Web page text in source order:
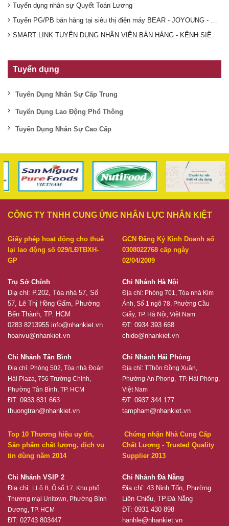
Tuyển dụng nhân sự Quyết Toán Lương
Tuyển PG/PB bán hàng tại siêu thị điện máy BEAR - JOYOUNG -
SMART LINK TUYỂN DỤNG NHÂN VIÊN BÁN HÀNG - KÊNH SIÊU
Tuyển dụng
Tuyển Dụng Nhân Sự Cấp Trung
Tuyển Dụng Lao Động Phổ Thông
Tuyển Dụng Nhân Sự Cao Cấp
CÔNG TY TNHH CUNG ỨNG NHÂN LỰC NHÂN KIỆT
Giấy phép hoạt động cho thuê
lại lao động số 029/LĐTBXH-
GP
Trụ Sở Chính
Điạ chỉ: P.202, Tòa nhà 57, Số
57, Lê Thị Hồng Gấm, Phường
Bến Thành, TP. HCM
0283 8213955 info@nhankiet.vn
hoanvu@nhankiet.vn
Chi Nhánh Tân Bình
Địa chỉ: Phòng 502, Tòa nhà Đoàn
Hải Plaza, 756 Trường Chinh,
Phường Tân Bình, TP. HCM
ĐT: 0933 831 663
thuongtran@nhankiet.vn
GCN Đăng Ký Kinh Doanh số
0308022768 cấp ngày
02/04/2009
Chi Nhánh Hà Nội
Địa chỉ: Phòng 701, Tòa nhà Kim
Ánh, Số 1 ngõ 78, Phường Cầu
Giấy, TP. Hà Nội, Việt Nam
ĐT: 0934 393 668
chido@nhankiet.vn
Chi Nhánh Hải Phòng
Địa chỉ: TThôn Đồng Xuân,
Phường An Phong, TP. Hải Phòng,
Việt Nam
ĐT: 0937 344 177
tampham@nhankiet.vn
Top 10 Thương hiệu uy tín,
Sản phẩm chất lượng, dịch vụ
tin dùng năm 2014
Chi Nhánh VSIP 2
Điạ chỉ: LLô B, Ô số 17, Khu phố
Thương mại Unitown, Phường Bình
Dương, TP. HCM
ĐT: 02743 803447
Chứng nhận Nhà Cung Cấp
Chất Lượng - Trusted Quality
Supplier 2013
Chi Nhánh Đà Nẵng
Điạ chỉ: 43 Ninh Tốn, Phường
Liên Chiểu, TP.Đà Nẵng
ĐT: 0931 430 898
hanhle@nhankiet.vn